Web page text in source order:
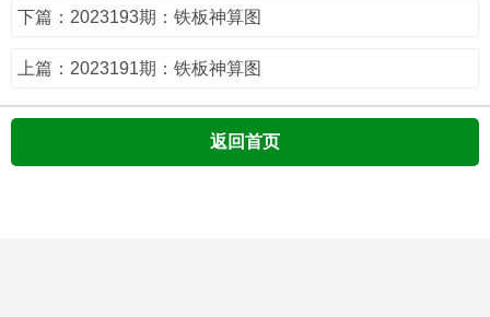
下篇：2023193期：铁板神算图
上篇：2023191期：铁板神算图
返回首页